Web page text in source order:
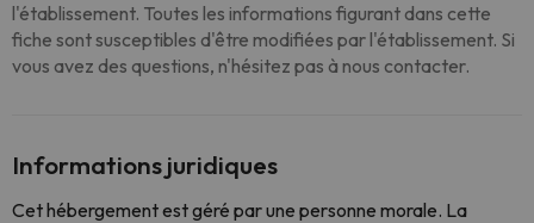
l'établissement. Toutes les informations figurant dans cette
fiche sont susceptibles d'être modifiées par l'établissement. Si
vous avez des questions, n'hésitez pas à nous contacter.
Informations juridiques
Cet hébergement est géré par une personne morale. La